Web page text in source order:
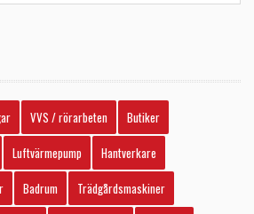
VVS / rörarbeten
Butiker
Luftvärmepump
Hantverkare
Badrum
Trädgårdsmaskiner